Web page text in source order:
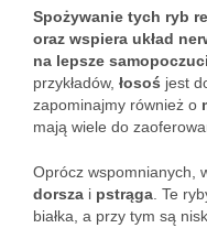
Spożywanie tych ryb
oraz wspiera układ
na lepsze
przykładów, łosoś jest
zapominajmy również o
mają wiele do
Oprócz wspomnianych,
dorsza i pstrąga . Te
białka, a przy tym są